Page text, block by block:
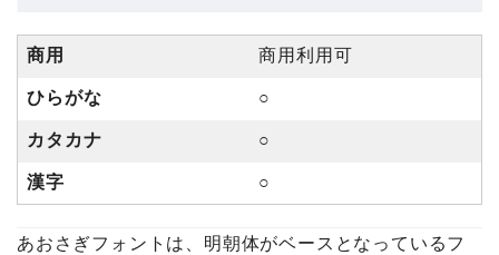
商用 商用利用可
ひらがな ○
カタカナ ○
漢字 ○
あおさぎフォントは、明朝体がベースとなっているフ